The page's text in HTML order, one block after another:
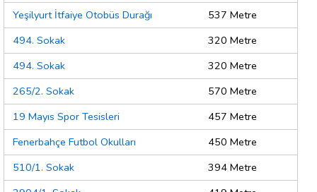
Yeşilyurt İtfaiye Otobüs Durağı
537 Metre
494. Sokak
320 Metre
494. Sokak
320 Metre
265/2. Sokak
570 Metre
19 Mayıs Spor Tesisleri
457 Metre
Fenerbahçe Futbol Okulları
450 Metre
510/1. Sokak
394 Metre